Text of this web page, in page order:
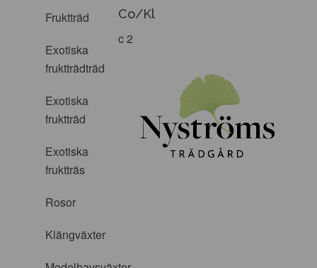
Fruktträd
Exotiska
fruktträdträd
Exotiska
fruktträd
Exotiska
fruktträs
Rosor
Klängväxter
Co/Kl
c 2